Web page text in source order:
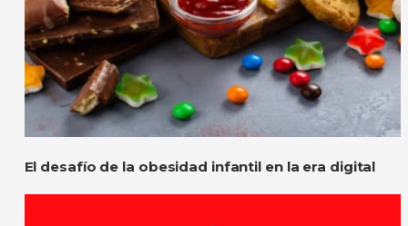
El desafío de la obesidad infantil en la era digital